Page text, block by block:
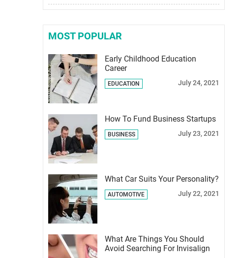
MOST POPULAR
Early Childhood Education
Career
EDUCATION July 24, 2021
How To Fund Business Startups
BUSINESS July 23, 2021
What Car Suits Your Personality?
AUTOMOTIVE July 22, 2021
What Are Things You Should
Avoid Searching For Invisalign